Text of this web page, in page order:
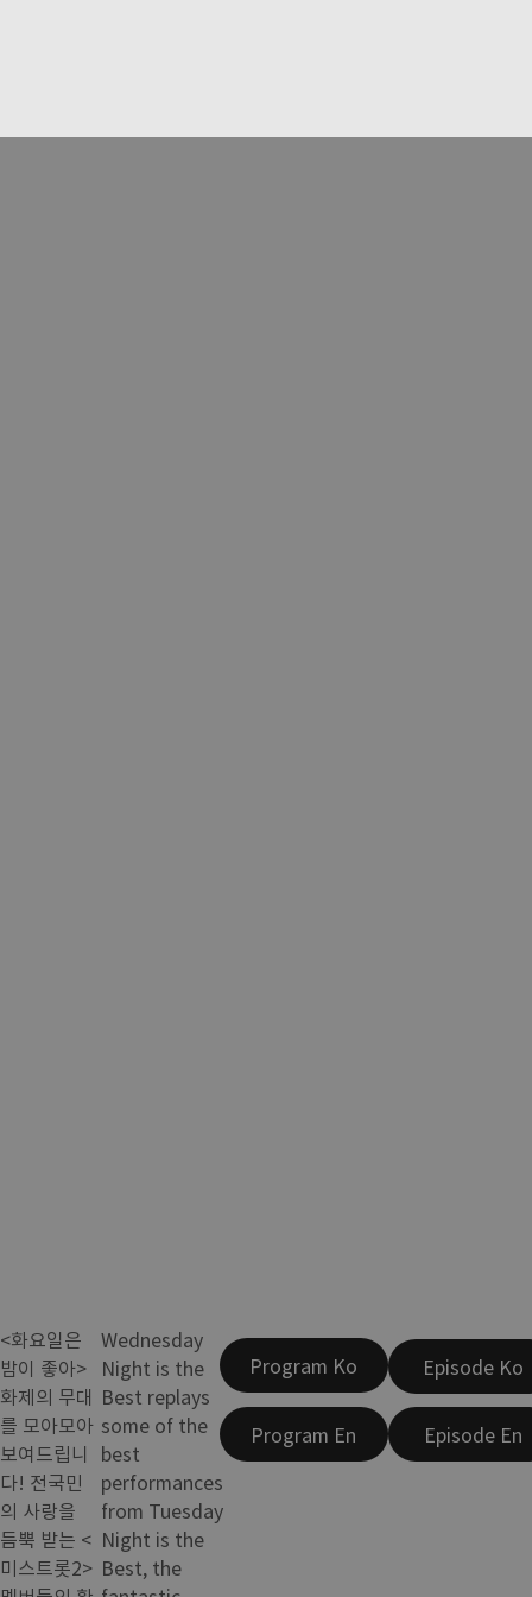
<화요일은
밤이 좋아>
화제의 무대
를 모아모아
보여드립니
다! 전국민
의 사랑을
듬뿍 받는 <
미스트롯2>
Wednesday
Night is the
Best replays
some of the
best
performances
from Tuesday
Night is the
Best, the
Program Ko
Program En
Episode Ko
Episode En